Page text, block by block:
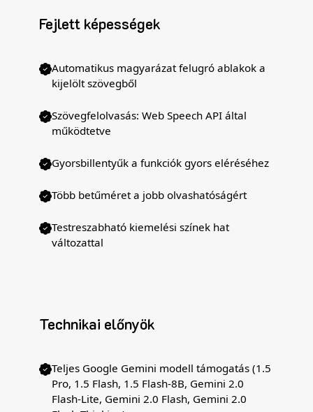
Fejlett képességek
Automatikus magyarázat felugró ablakok a
kijelölt szövegből
Szövegfelolvasás: Web Speech API által
működtetve
Gyorsbillentyűk a funkciók gyors eléréséhez
Több betűméret a jobb olvashatóságért
Testreszabható kiemelési színek hat
változattal
Technikai előnyök
Teljes Google Gemini modell támogatás (1.5
Pro, 1.5 Flash, 1.5 Flash-8B, Gemini 2.0
Flash-Lite, Gemini 2.0 Flash, Gemini 2.0